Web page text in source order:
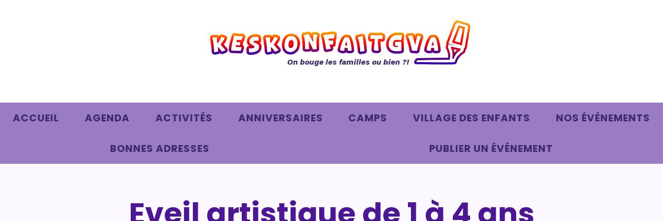
On bouge les familles ou bien ?!
ACCUEIL AGENDA ACTIVITÉS ANNIVERSAIRES CAMPS VILLAGE DES ENFANTS NOS ÉVÉNEMENTS
BONNES ADRESSES PUBLIER UN ÉVÉNEMENT